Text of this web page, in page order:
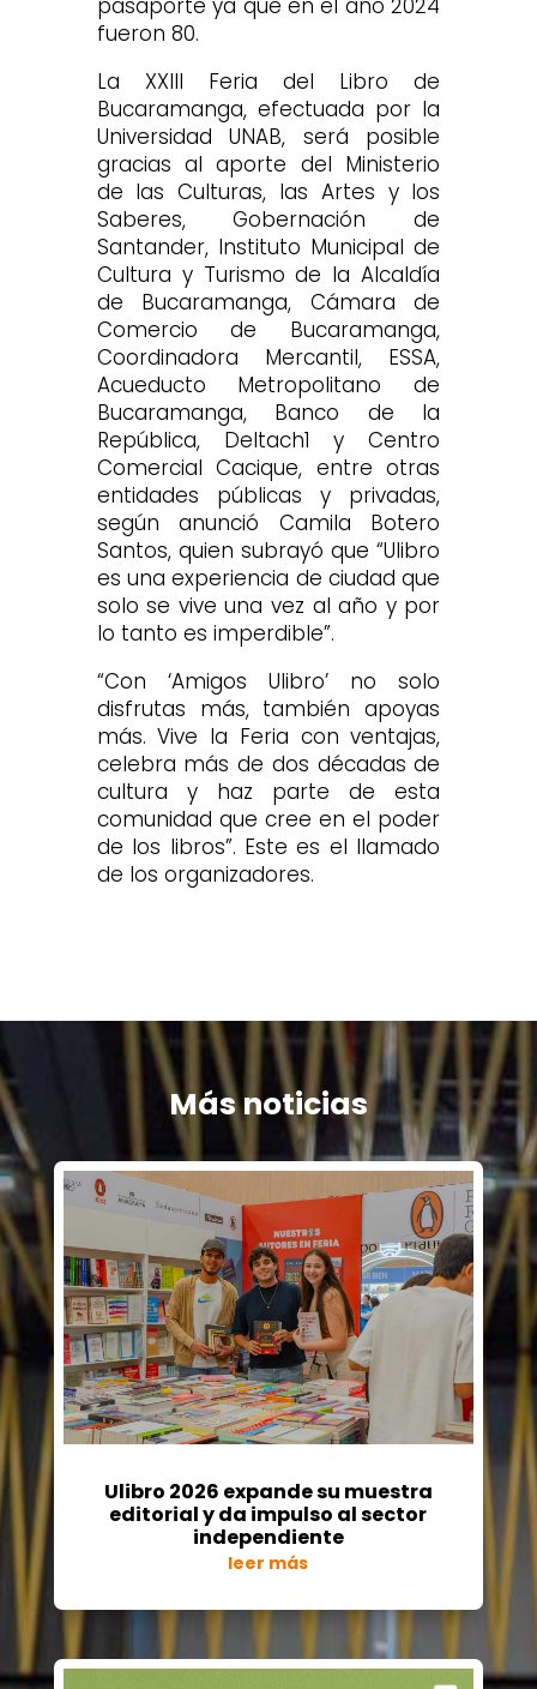
pasaporte ya que en el año 2024
fueron 80.
La XXIII Feria del Libro de
Bucaramanga, efectuada por la
Universidad UNAB, será posible
gracias al aporte del Ministerio
de las Culturas, las Artes y los
Saberes, Gobernación de
Santander, Instituto Municipal de
Cultura y Turismo de la Alcaldía
de Bucaramanga, Cámara de
Comercio de Bucaramanga,
Coordinadora Mercantil, ESSA,
Acueducto Metropolitano de
Bucaramanga, Banco de la
República, Deltach1 y Centro
Comercial Cacique, entre otras
entidades públicas y privadas,
según anunció Camila Botero
Santos, quien subrayó que “Ulibro
es una experiencia de ciudad que
solo se vive una vez al año y por
lo tanto es imperdible”.
“Con ‘Amigos Ulibro’ no solo
disfrutas más, también apoyas
más. Vive la Feria con ventajas,
celebra más de dos décadas de
cultura y haz parte de esta
comunidad que cree en el poder
de los libros”. Este es el llamado
de los organizadores.
Más noticias
Ulibro 2026 expande su muestra
editorial y da impulso al sector
independiente
leer más